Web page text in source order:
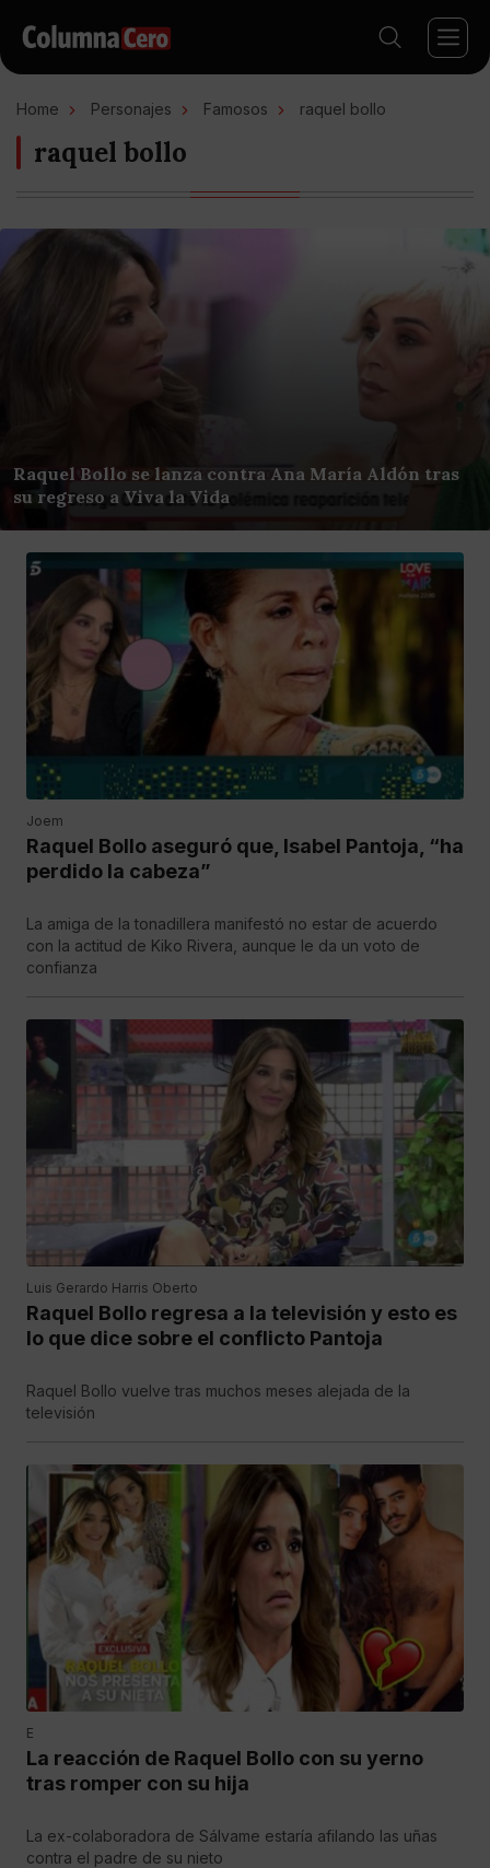
Home Personajes Famosos raquel bollo
raquel bollo
Raquel Bollo se lanza contra Ana María Aldón tras
su regreso a Viva la Vida
Joem
Raquel Bollo aseguró que, Isabel Pantoja, “ha
perdido la cabeza”
La amiga de la tonadillera manifestó no estar de acuerdo
con la actitud de Kiko Rivera, aunque le da un voto de
confianza
Luis Gerardo Harris Oberto
Raquel Bollo regresa a la televisión y esto es
lo que dice sobre el conflicto Pantoja
Raquel Bollo vuelve tras muchos meses alejada de la
televisión
E
La reacción de Raquel Bollo con su yerno
tras romper con su hija
La ex-colaboradora de Sálvame estaría afilando las uñas
contra el padre de su nieto